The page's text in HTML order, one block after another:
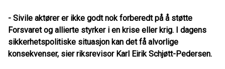
- Sivile aktører er ikke godt nok forberedt på å støtte
Forsvaret og allierte styrker i en krise eller krig. I dagens
sikkerhetspolitiske situasjon kan det få alvorlige
konsekvenser, sier riksrevisor Karl Eirik Schjøtt-Pedersen.